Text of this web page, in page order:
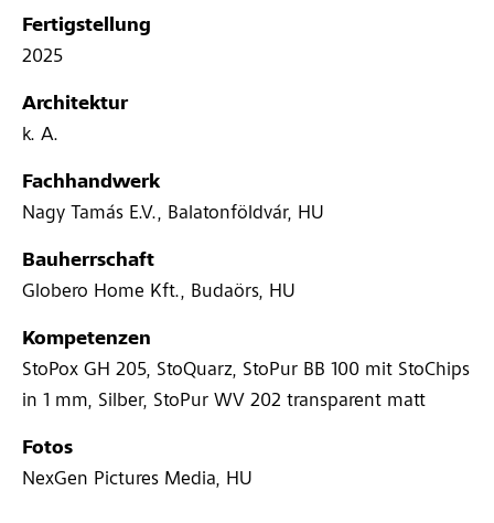
Fertigstellung
2025
Architektur
k. A.
Fachhandwerk
Nagy Tamás E.V., Balatonföldvár, HU
Bauherrschaft
Globero Home Kft., Budaörs, HU
Kompetenzen
StoPox GH 205, StoQuarz, StoPur BB 100 mit StoChips
in 1 mm, Silber, StoPur WV 202 transparent matt
Fotos
NexGen Pictures Media, HU